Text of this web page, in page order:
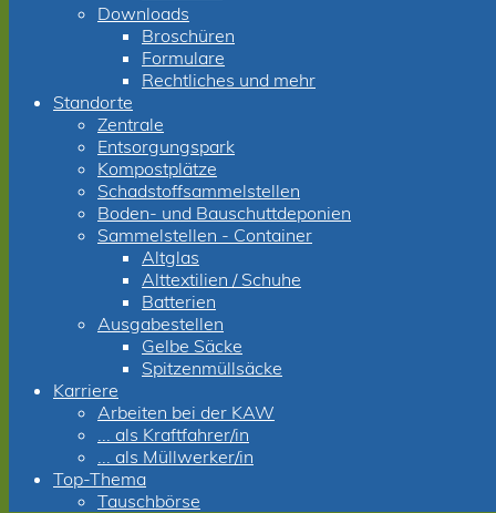
Downloads
Broschüren
Formulare
Rechtliches und mehr
Standorte
Zentrale
Entsorgungspark
Kompostplätze
Schadstoffsammelstellen
Boden- und Bauschuttdeponien
Sammelstellen - Container
Altglas
Alttextilien / Schuhe
Batterien
Ausgabestellen
Gelbe Säcke
Spitzenmüllsäcke
Karriere
Arbeiten bei der KAW
... als Kraftfahrer/in
... als Müllwerker/in
Top-Thema
Tauschbörse